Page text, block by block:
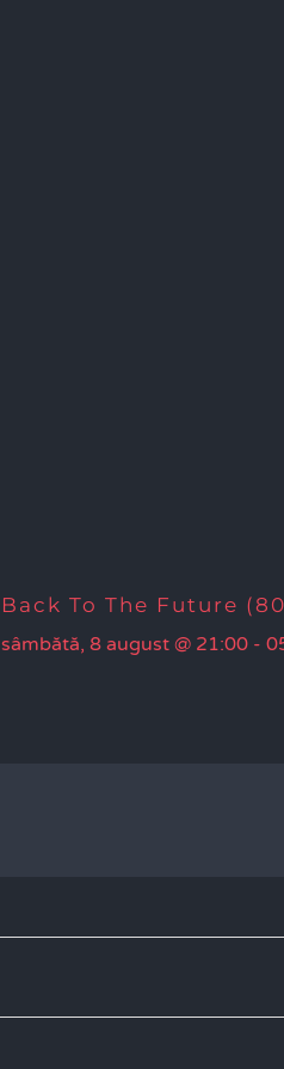
Back To The Future
sâmbătă, 8 august @ 21:00 -